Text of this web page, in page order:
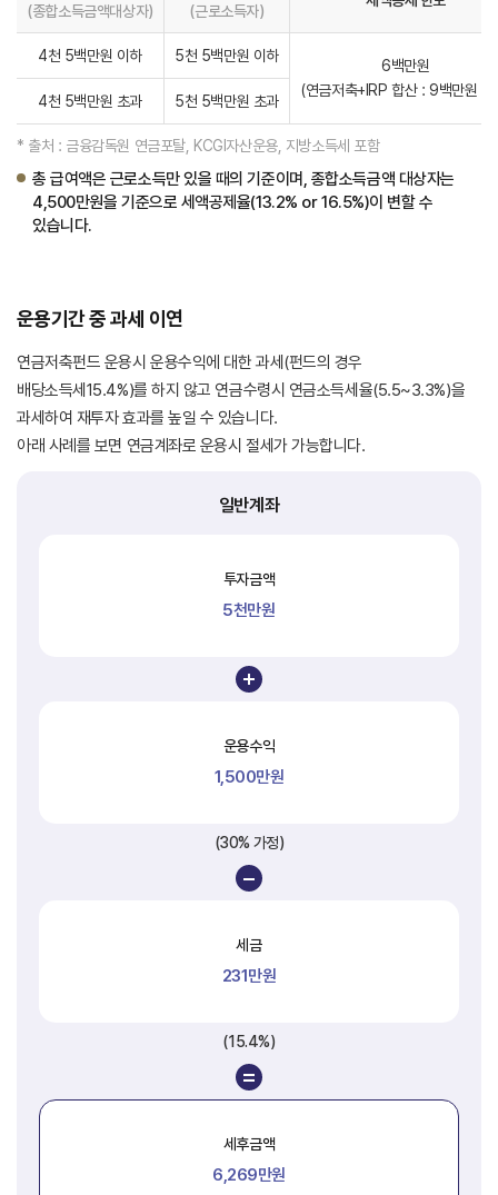
(종합소득금액대상자) (근로소득자)
4천 5백만원 이하 5천 5백만원 이하
6백만원
(연금저축+IRP 합산 : 9백만원 한
4천 5백만원 초과 5천 5백만원 초과
* 출처 : 금융감독원 연금포탈, KCGI자산운용, 지방소득세 포함
총 급여액은 근로소득만 있을 때의 기준이며, 종합소득금액 대상자는
4,500만원을 기준으로 세액공제율(13.2% or 16.5%)이 변할 수
있습니다.
운용기간 중 과세 이연
연금저축펀드 운용시 운용수익에 대한 과세(펀드의 경우
배당소득세15.4%)를 하지 않고 연금수령시 연금소득세율(5.5~3.3%)을
과세하여 재투자 효과를 높일 수 있습니다.
아래 사례를 보면 연금계좌로 운용시 절세가 가능합니다.
일반계좌
투자금액
5천만원
운용수익
1,500만원
(30% 가정)
세금
231만원
(15.4%)
세후금액
6,269만원